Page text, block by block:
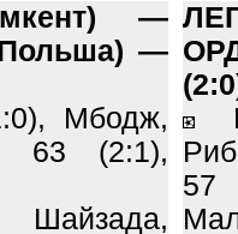
—
—
Мбодж,
63 (2:1),
57